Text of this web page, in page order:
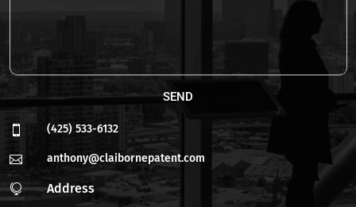
SEND
 (425) 533-6132
 anthony@claibornepatent.com
 Address